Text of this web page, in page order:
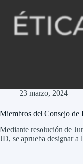
23 marzo, 2024
Miembros del Consejo de
Mediante resolución de
JD, se aprueba designar a